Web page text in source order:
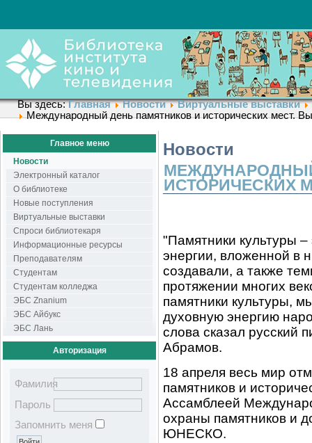
Вы здесь:Главная Новости Виртуальные выставки
Международный день памятников и исторических мест.
Главное меню
Новости
Электронный каталог
О библиотеке
Новые поступления
Виртуальные выставки
Спроси библиотекаря
Информационные ресурсы
Преподавателям
Студентам
Студентам колледжа
ЭБС Znanium
ЭБС Айбукс
ЭБС Лань
Авторизация
Фамилия
Пароль
Запомнить меня
Новости
ИСТОРИЧЕСКИХ
"Памятники культуры
энергии, вложенной в
создавали, а также
протяжении многих
памятники культуры,
духовную энергию
слова сказал русский
Абрамов.
18 апреля весь мир
памятников и
Ассамблеей
охраны памятников и
ЮНЕСКО.